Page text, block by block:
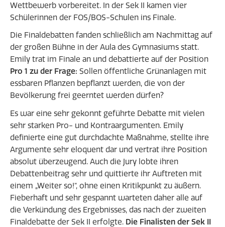
Wettbewerb vorbereitet. In der Sek II kamen vier
Schülerinnen der FOS/BOS-Schulen ins Finale.
Die Finaldebatten fanden schließlich am Nachmittag auf
der großen Bühne in der Aula des Gymnasiums statt.
Emily trat im Finale an und debattierte auf der Position
Pro 1 zu der Frage: Sollen öffentliche Grünanlagen mit
essbaren Pflanzen bepflanzt werden, die von der
Bevölkerung frei geerntet werden dürfen?
Es war eine sehr gekonnt geführte Debatte mit vielen
sehr starken Pro- und Kontraargumenten. Emily
definierte eine gut durchdachte Maßnahme, stellte ihre
Argumente sehr eloquent dar und vertrat ihre Position
absolut überzeugend. Auch die Jury lobte ihren
Debattenbeitrag sehr und quittierte ihr Auftreten mit
einem „Weiter so!“, ohne einen Kritikpunkt zu äußern.
Fieberhaft und sehr gespannt warteten daher alle auf
die Verkündung des Ergebnisses, das nach der zweiten
Finaldebatte der Sek II erfolgte. Die Finalisten der Sek II